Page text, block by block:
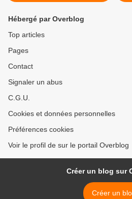
Hébergé par Overblog
Top articles
Pages
Contact
Signaler un abus
C.G.U.
Cookies et données personnelles
Préférences cookies
Voir le profil de sur le portail Overblog
Créer un blog sur
Créer un